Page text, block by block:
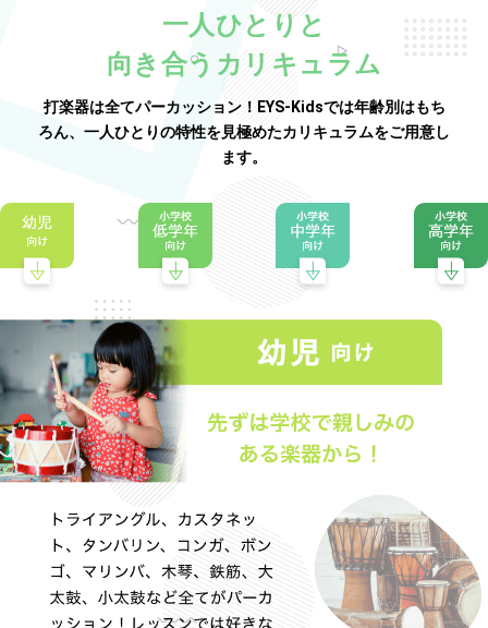
一人ひとりと
向き合うカリキュラム
打楽器は全てパーカッション！EYS-Kidsでは年齢別はもち
ろん、一人ひとりの特性を見極めたカリキュラムをご用意し
ます。